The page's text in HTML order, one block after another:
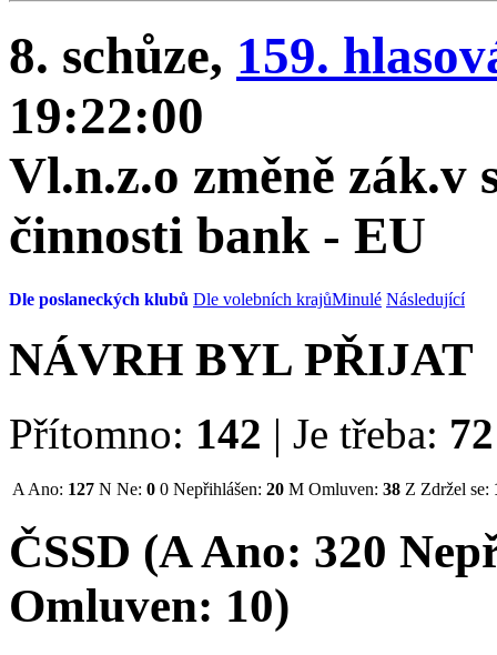
8. schůze, 159.
19:22:00
Vl.n.z.o změně zák.v
činnosti bank - EU
Dle poslaneckých klubů Dle volebních krajůMinulé Následující
NÁVRH BYL PŘIJAT
Přítomno: 142 | Je třeba: 72
A Ano: 127 N Ne: 0 0 Nepřihlášen: 20 M Omluven: 38 Z Zdržel se:
ČSSD (AAno: 320
Omluven: 10)